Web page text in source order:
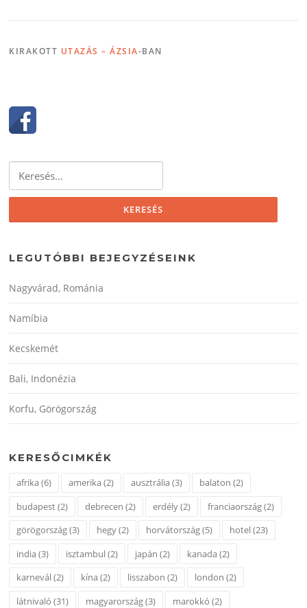
KIRAKOTT UTAZÁS – ÁZSIA-BAN
LEGUTÓBBI BEJEGYZÉSEINK
Nagyvárad, Románia
Namíbia
Kecskemét
Bali, Indonézia
Korfu, Görögország
KERESŐCIMKÉK
afrika(6) amerika(2) ausztrália(3) balaton (2)
budapest(2) debrecen (2) erdély(2) franciaország(2)
görögország(3) hegy(2) horvátország(5) hotel(23)
india(3) isztambul(2) japán (2) kanada(2)
karnevál(2) kína(2) lisszabon (2) london (2)
látnivaló (31) magyarország(3) marokkó (2)